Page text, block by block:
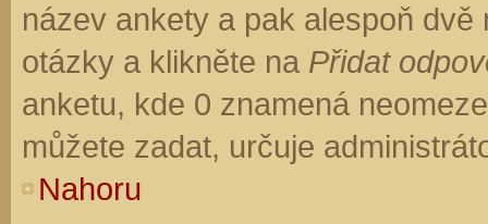
název ankety a pak alespoň
otázky a klikněte na Přidat
anketu, kde 0 znamená
můžete zadat, určuje
Nahoru